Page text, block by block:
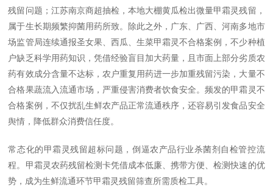
残留问题；江苏南京商超抽检，本地大棚黄瓜检出微量甲霜灵残留，
属于生长期频繁抑菌用药所致。除此之外，广东、广西、河南多地市
场监管局连续通报圣女果、西瓜、生菜甲霜灵不合格案例，不少种植
户缺乏科学用药知识，凭借经验盲目加大药量，且市面上部分劣质农
药有效成分含量不达标，农户重复用药进一步加重残留污染，大量不
合格果蔬流入流通市场，严重侵害消费者饮食安全。频发的甲霜灵不
合格案例，不仅扰乱生鲜农产品正常流通秩序，还容易引发食品安全
舆情，降低群众消费信任度。
常态化的甲霜灵残留超标问题，倒逼农产品行业杀菌剂自检管控流
程。甲霜灵农药残留检测卡凭借成本低廉、携带方便、检测快速的优
势，成为生鲜流通环节甲霜灵残留筛查所需质检工具。